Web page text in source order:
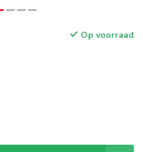
Op voorraad